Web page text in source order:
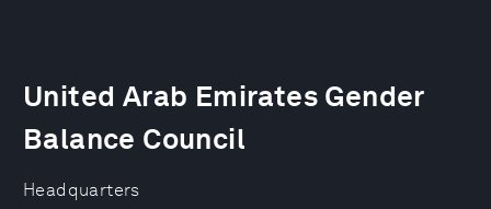
Headquarters
United Arab Emirates Gender
Balance Council